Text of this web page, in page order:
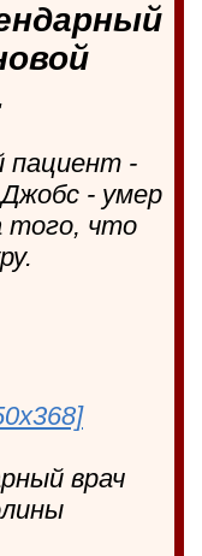
пациент -
- умер
того, что
врач